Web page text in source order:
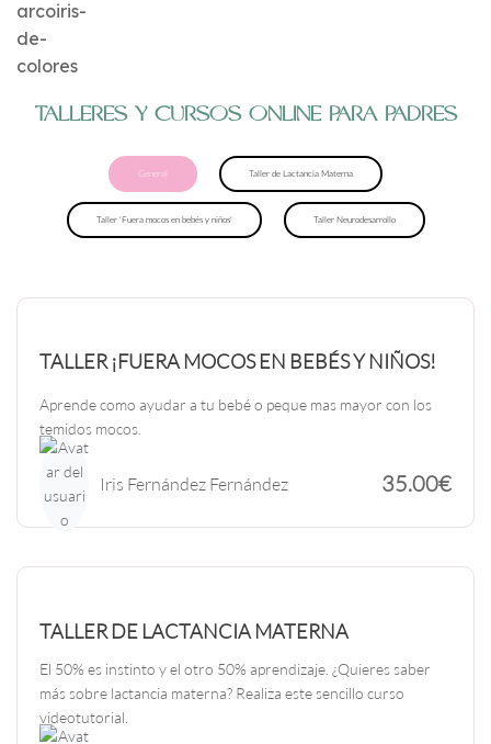
TALLERES Y CURSOS ONLINE PARA PADRES
General Taller de Lactancia Materna
Taller 'Fuera mocos en bebés y niños' Taller Neurodesarrollo
TALLER ¡FUERA MOCOS EN BEBÉS Y NIÑOS!
Aprende como ayudar a tu bebé o peque mas mayor con los
temidos mocos.
Iris Fernández Fernández 35.00€
TALLER DE LACTANCIA MATERNA
El 50% es instinto y el otro 50% aprendizaje. ¿Quieres saber
más sobre lactancia materna? Realiza este sencillo curso
videotutorial.